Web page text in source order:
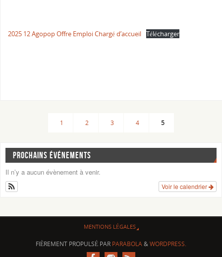
2025 12 Agopop Offre Emploi Chargé d’accueil Télécharger
1 2 3 4 5
PROCHAINS ÉVÉNEMENTS
Il n’y a aucun évènement à venir.
Voir le calendrier
MENTIONS LÉGALES
FIÈREMENT PROPULSÉ PAR PARABOLA&WORDPRESS.